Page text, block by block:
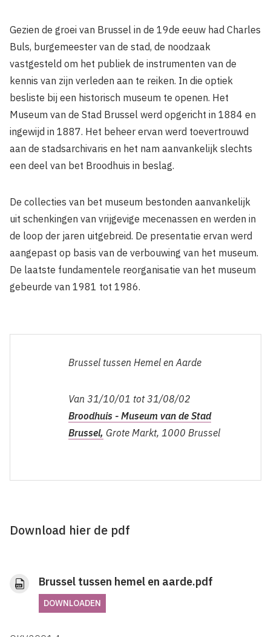
Gezien de groei van Brussel in de 19de eeuw had Charles
Buls, burgemeester van de stad, de noodzaak
vastgesteld om het publiek de instrumenten van de
kennis van zijn verleden aan te reiken. In die optiek
besliste bij een historisch museum te openen. Het
Museum van de Stad Brussel werd opgericht in 1884 en
ingewijd in 1887. Het beheer ervan werd toevertrouwd
aan de stadsarchivaris en het nam aanvankelijk slechts
een deel van bet Broodhuis in beslag.
De collecties van bet museum bestonden aanvankelijk
uit schenkingen van vrijgevige mecenassen en werden in
de loop der jaren uitgebreid. De presentatie ervan werd
aangepast op basis van de verbouwing van het museum.
De laatste fundamentele reorganisatie van het museum
gebeurde van 1981 tot 1986.
Brussel tussen Hemel en Aarde
Van 31/10/01 tot 31/08/02
Broodhuis - Museum van de Stad
Brussel, Grote Markt, 1000 Brussel
Download hier de pdf
Brussel tussen hemel en aarde.pdf
DOWNLOADEN